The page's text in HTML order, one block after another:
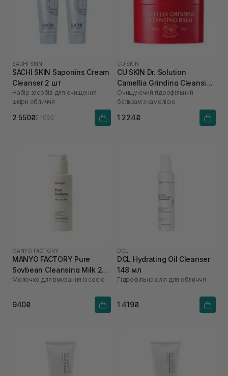
SACHI SKIN
SACHI SKIN Saponins Cream
Cleanser 2 шт
Набір засобів для очищення
шкіри обличчя
2 550₴5 100₴
CU SKIN
CU SKIN Dr. Solution
Camellia Grinding Cleansing
Balm 50 г
Очищуючий гідрофільний
бальзам з камелією
1 224₴
MANYO FACTORY
MANYO FACTORY Pure
Soybean Cleansing Milk 200
мл
Молочко для вмивання із соєю
940₴
DCL
DCL Hydrating Oil Cleanser
148 мл
Гідрофільна олія для обличчя
1 419₴